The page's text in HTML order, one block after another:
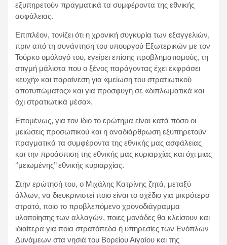
εξυπηρετούν πραγματικά τα συμφέροντα της εθνικής
ασφάλειας.
Επιπλέον, τονίζει ότι η χρονική συγκυρία των εξαγγελιών,
πριν από τη συνάντηση του υπουργού Εξωτερικών με τον
Τούρκο ομόλογό του, εγείρει επίσης προβληματισμούς, τη
στιγμή μάλιστα που ο ξένος παράγοντας έχει εκφράσει
«ευχή» και παραίνεση για «μείωση του στρατιωτικού
αποτυπώματος» και για προσφυγή σε «διπλωματικά και
όχι στρατιωτικά μέσα».
Επομένως, για τον ίδιο το ερώτημα είναι κατά πόσο οι
μειώσεις προσωπικού και η αναδιάρθρωση εξυπηρετούν
πραγματικά τα συμφέροντα της εθνικής μας ασφάλειας
και την προάσπιση της εθνικής μας κυριαρχίας και όχι μιας
‘’μειωμένης’’ εθνικής κυριαρχίας.
Στην ερώτησή του, ο Μιχάλης Κατρίνης ζητά, μεταξύ
άλλων, να διευκρινιστεί ποιο είναι το σχέδιο για μικρότερο
στρατό, ποιο το προβλεπόμενο χρονοδιάγραμμα
υλοποίησης των αλλαγών, ποιες μονάδες θα κλείσουν και
ιδιαίτερα για ποια στρατόπεδα ή υπηρεσίες των Ενόπλων
Δυνάμεων στα νησιά του Βορείου Αιγαίου και της